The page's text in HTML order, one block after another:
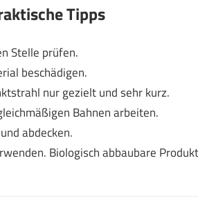
Tipps
Stelle prüfen.
beschädigen.
nur gezielt und sehr kurz.
Bahnen arbeiten.
abdecken.
Biologisch abbaubare